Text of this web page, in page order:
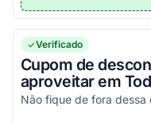
Verificado
Cupom de
aproveitar em